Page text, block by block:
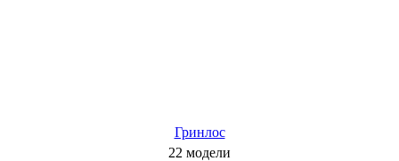
Гринлос
22 модели